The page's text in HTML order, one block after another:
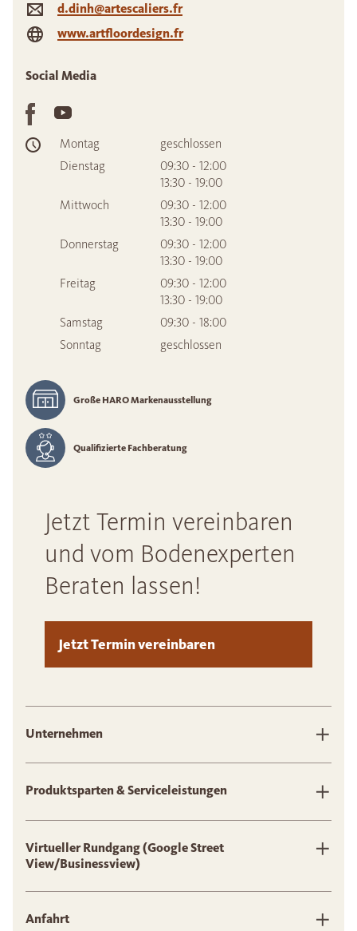
d.dinh@artescaliers.fr
www.artfloordesign.fr
Social Media
Montag
geschlossen
Dienstag
09:30 - 12:00
13:30 - 19:00
Mittwoch
09:30 - 12:00
13:30 - 19:00
Donnerstag
09:30 - 12:00
13:30 - 19:00
Freitag
09:30 - 12:00
13:30 - 19:00
Samstag
09:30 - 18:00
Sonntag
geschlossen
Große HARO Markenausstellung
Qualifizierte Fachberatung
Jetzt Termin vereinbaren
und vom Bodenexperten
Beraten lassen!
Jetzt Termin vereinbaren
Unternehmen
Produktsparten & Serviceleistungen
Virtueller Rundgang (Google Street
View/Businessview)
Anfahrt